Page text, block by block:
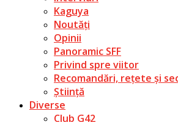
Kaguya
Noutăți
Opinii
Panoramic SFF
Privind spre viitor
Recomandări, rețete și
Știință
Diverse
Club G42